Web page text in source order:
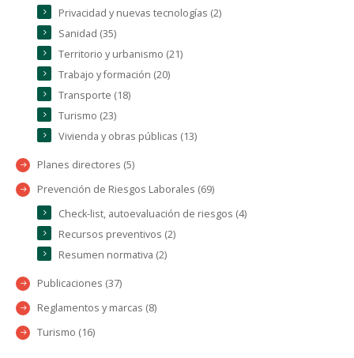
Privacidad y nuevas tecnologías (2)
Sanidad (35)
Territorio y urbanismo (21)
Trabajo y formación (20)
Transporte (18)
Turismo (23)
Vivienda y obras públicas (13)
Planes directores (5)
Prevención de Riesgos Laborales (69)
Check-list, autoevaluación de riesgos (4)
Recursos preventivos (2)
Resumen normativa (2)
Publicaciones (37)
Reglamentos y marcas (8)
Turismo (16)